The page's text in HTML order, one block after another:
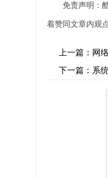
免责声明：
着赞同文章内观
上一篇： 网
下一篇： 系